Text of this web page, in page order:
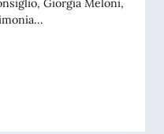
Giorgia Meloni,
delle condoglianze per la